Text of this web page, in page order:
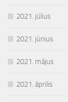
2021. július
2021. június
2021. május
2021. április